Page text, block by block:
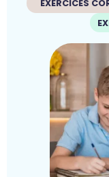
EXERCICES